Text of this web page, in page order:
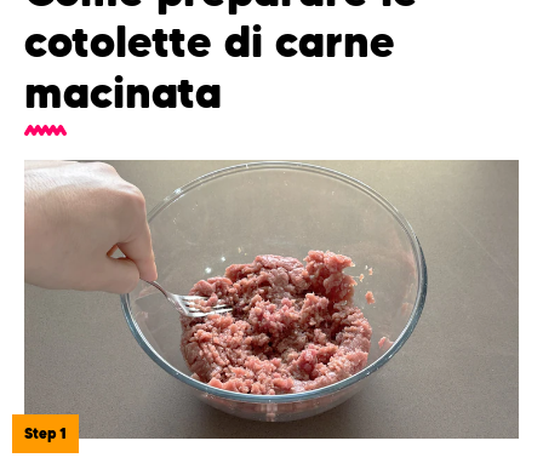
cotolette di carne
macinata
Step 1